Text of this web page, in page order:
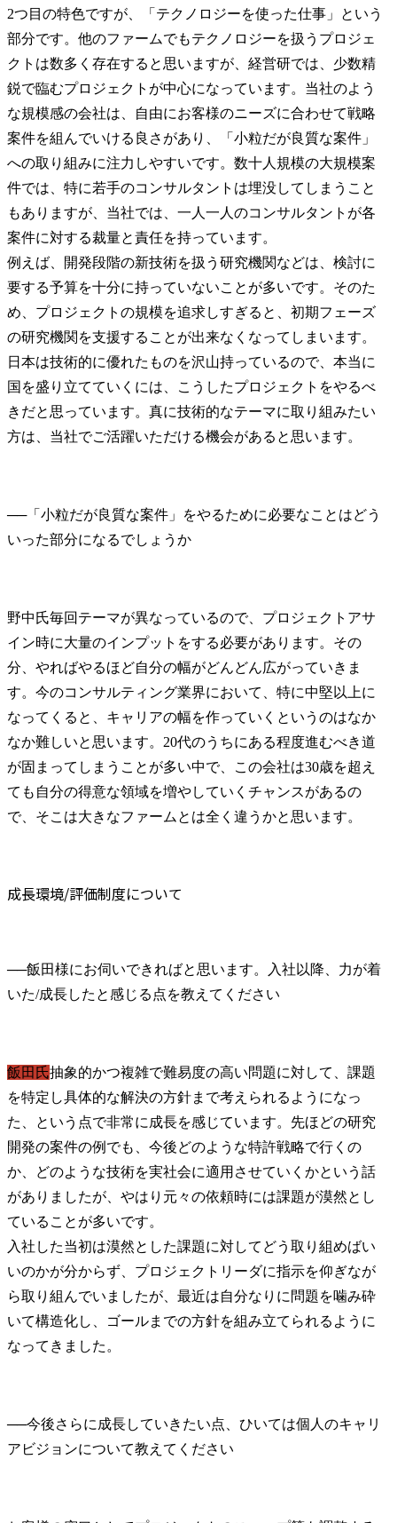
2つ目の特色ですが、「テクノロジーを使った仕事」という
部分です。他のファームでもテクノロジーを扱うプロジェ
クトは数多く存在すると思いますが、経営研では、少数精
鋭で臨むプロジェクトが中心になっています。当社のよう
な規模感の会社は、自由にお客様のニーズに合わせて戦略
案件を組んでいける良さがあり、「小粒だが良質な案件」
への取り組みに注力しやすいです。数十人規模の大規模案
件では、特に若手のコンサルタントは埋没してしまうこと
もありますが、当社では、一人一人のコンサルタントが各
案件に対する裁量と責任を持っています。
例えば、開発段階の新技術を扱う研究機関などは、検討に
要する予算を十分に持っていないことが多いです。そのた
め、プロジェクトの規模を追求しすぎると、初期フェーズ
の研究機関を支援することが出来なくなってしまいます。
日本は技術的に優れたものを沢山持っているので、本当に
国を盛り立てていくには、こうしたプロジェクトをやるべ
きだと思っています。真に技術的なテーマに取り組みたい
方は、当社でご活躍いただける機会があると思います。
──「小粒だが良質な案件」をやるために必要なことはどう
野中氏毎回テーマが異なっているので、プロジェクトアサ
イン時に大量のインプットをする必要があります。その
分、やればやるほど自分の幅がどんどん広がっていきま
す。今のコンサルティング業界において、特に中堅以上に
なってくると、キャリアの幅を作っていくというのはなか
なか難しいと思います。20代のうちにある程度進むべき道
が固まってしまうことが多い中で、この会社は30歳を超え
ても自分の得意な領域を増やしていくチャンスがあるの
で、そこは大きなファームとは全く違うかと思います。
成長環境/評価制度について
──飯田様にお伺いできればと思います。入社以降、力が着
飯田氏抽象的かつ複雑で難易度の高い問題に対して、課題
を特定し具体的な解決の方針まで考えられるようになっ
た、という点で非常に成長を感じています。先ほどの研究
開発の案件の例でも、今後どのような特許戦略で行くの
か、どのような技術を実社会に適用させていくかという話
がありましたが、やはり元々の依頼時には課題が漠然とし
ていることが多いです。
入社した当初は漠然とした課題に対してどう取り組めばい
いのかが分からず、プロジェクトリーダに指示を仰ぎなが
ら取り組んでいましたが、最近は自分なりに問題を噛み砕
いて構造化し、ゴールまでの方針を組み立てられるように
なってきました。
──今後さらに成長していきたい点、ひいては個人のキャリ